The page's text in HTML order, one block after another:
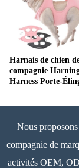
PROTECTION
PROTECTION
Harnais de chien
compagnie
Harness Porte-
Nous
compagnie de
activités OEM,